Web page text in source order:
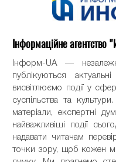
Інформаційне
Інформ-UA —
публікуються
висвітлюємо події у
суспільства та
матеріали, експертні
найважливіші події
надавати читачам
точки зору, щоб кожен